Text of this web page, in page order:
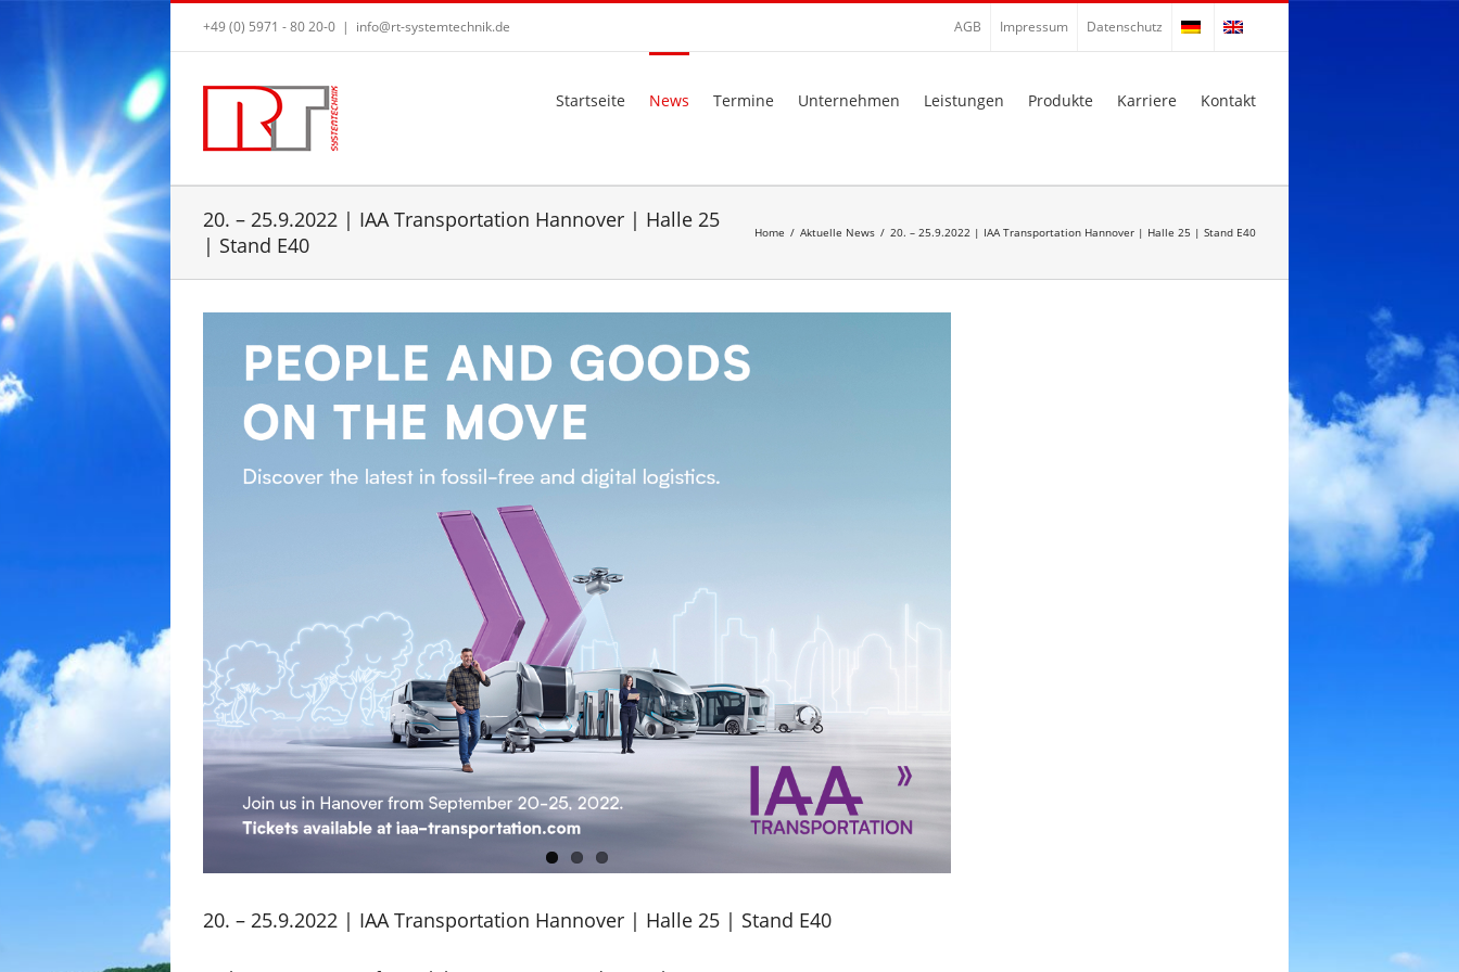
+49 (0) 5971 - 80 20-0 | info@rt-systemtechnik.de AGB Impressum Datenschutz
Startseite News Termine Unternehmen Leistungen Produkte Karriere Kontakt
20. – 25.9.2022 | IAA Transportation Hannover | Halle 25
| Stand E40
Home / Aktuelle News / 20. – 25.9.2022 | IAA Transportation Hannover | Halle 25 | Stand E40
20. – 25.9.2022 | IAA Transportation Hannover | Halle 25 | Stand E40